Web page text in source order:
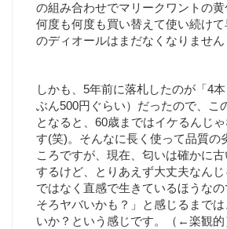
の組み合わせでマリークワントの
何度も何度も買い替えて使い続け
のディオールはまだなくなりません
しかも、5年前に落札したのが「4
ぶん500円ぐらい）だったので、こ
となると、60歳まではイケるんじ
す(笑)。そんなに長く使って品質の
ころですが、現在、匂いは確かに
するけど、とりあえず大丈夫なん
ではなく直感で生きているほうな
そろヤバいかも？」と感じるまで
いか？という感じです。（←楽観的